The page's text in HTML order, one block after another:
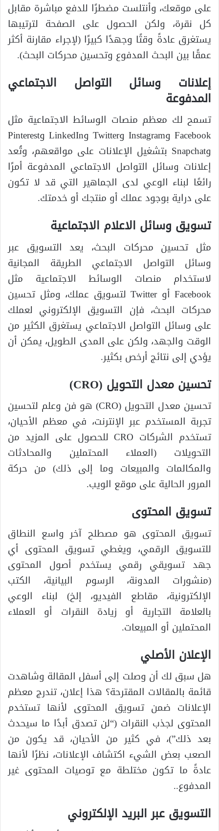
على موقعك، وأنتلست مضطرًا للدفع مباشرة مقابل
كل نقرة، ولكن الحصول على الصفحة لترتيبها
يستغرق عادةً وقتًا وجهدًا كبيرًا (لإجراء مقارنة أكثر
عمقًا بين البحث المدفوع وتحسين محركات البحث).
إعلانات وسائل التواصل الاجتماعي
المدفوعة
تسمح لك معظم منصات الوسائط الاجتماعية مثل
Facebook وInstagram وTwitter وLinkedIn وPinterest
وSnapchat بتشغيل الإعلانات على مواقعهم، وتُعد
إعلانات وسائل التواصل الاجتماعي المدفوعة أمرًا
رائعًا لبناء الوعي لدى الجماهير التي قد لا تكون
على دراية بوجود عملك أو منتجك أو خدمتك.
تسويق وسائل الاعلام الاجتماعية
مثل تحسين محركات البحث، يعد التسويق عبر
وسائل التواصل الاجتماعي الطريقة المجانية
لاستخدام منصات الوسائط الاجتماعية مثل
Facebook أو Twitter لتسويق عملك، ومثل تحسين
محركات البحث، فإن التسويق الإلكتروني لعملك
على وسائل التواصل الاجتماعي يستغرق الكثير من
الوقت والجهد، ولكن على المدى الطويل، يمكن أن
يؤدي إلى نتائج أرخص بكثير.
تحسين معدل التحويل (CRO)
تحسين معدل التحويل (CRO) هو فن وعلم لتحسين
تجربة المستخدم عبر الإنترنت، في معظم الأحيان،
تستخدم الشركات CRO للحصول على المزيد من
التحويلات (العملاء المحتملين والمحادثات
والمكالمات والمبيعات وما إلى ذلك) من حركة
المرور الحالية على موقع الويب.
تسويق المحتوى
تسويق المحتوى هو مصطلح آخر واسع النطاق
للتسويق الرقمي، ويغطي تسويق المحتوى أي
جهد تسويقي رقمي يستخدم أصول المحتوى
(منشورات المدونة، الرسوم البيانية، الكتب
الإلكترونية، مقاطع الفيديو، إلخ) لبناء الوعي
بالعلامة التجارية أو زيادة النقرات أو العملاء
المحتملين أو المبيعات.
الإعلان الأصلي
هل سبق لك أن وصلت إلى أسفل المقالة وشاهدت
قائمة بالمقالات المقترحة؟ هذا إعلان، تندرج معظم
الإعلانات ضمن تسويق المحتوى لأنها تستخدم
المحتوى لجذب النقرات (“لن تصدق أبدًا ما سيحدث
بعد ذلك”)، في كثير من الأحيان، قد يكون من
الصعب بعض الشيء اكتشاف الإعلانات، نظرًا لأنها
عادةً ما تكون مختلطة مع توصيات المحتوى غير
المدفوع..
التسويق عبر البريد الإلكتروني